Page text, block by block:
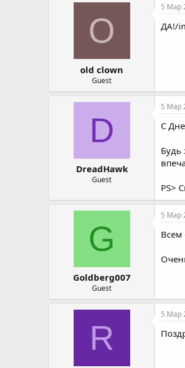
O
old clown
Guest
5 Мар
ДА!/
D
DreadHawk
Guest
5 Мар
С
Будь
PS>
G
Goldberg007
Guest
5 Мар
Всем
R
5 Мар